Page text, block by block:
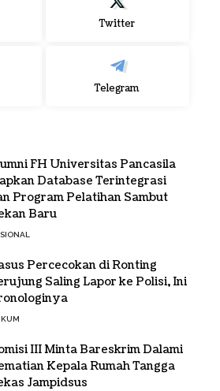
Twitter
Telegram
FH Universitas Pancasila
Database Terintegrasi
Program Pelatihan Sambut
Baru
Percecokan di Ronting
Saling Lapor ke Polisi, Ini
III Minta Bareskrim Dalami
Kepala Rumah Tangga
Jampidsus